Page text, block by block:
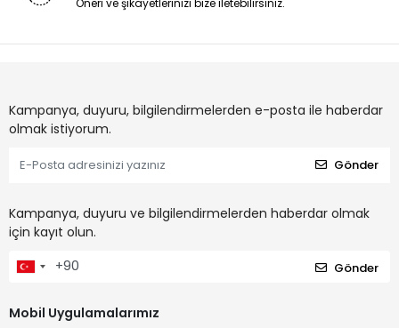
Öneri ve şikayetlerinizi bize iletebilirsiniz.
Kampanya, duyuru, bilgilendirmelerden e-posta ile haberdar
olmak istiyorum.
Gönder
Kampanya, duyuru ve bilgilendirmelerden haberdar olmak
için kayıt olun.
Gönder
Mobil Uygulamalarımız